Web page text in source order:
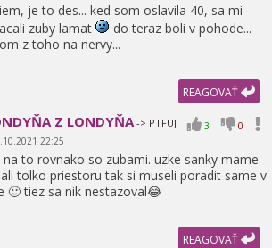
je to des... ked som oslavila 40, sa mi
zuby lamat
do teraz boli v pohode...
z toho na nervy...
REAGOVAŤ
3 0
Z LONDYŇA -> PTFUJ
22:25
na to rovnako so zubami. uzke sanky mame
tolko priestoru tak si museli poradit same v
🙂 tiez sa nik nestazoval😂
REAGOVAŤ